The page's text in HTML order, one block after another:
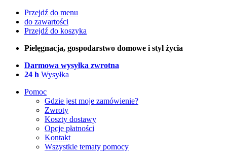
Przejdź do menu
do zawartości
Przejdź do koszyka
Pielęgnacja, gospodarstwo domowe i styl życia
Darmowa wysyłka zwrotna
24 h Wysyłka
Pomoc
Gdzie jest moje zamówienie?
Zwroty
Koszty dostawy
Opcje płatności
Kontakt
Wszystkie tematy pomocy